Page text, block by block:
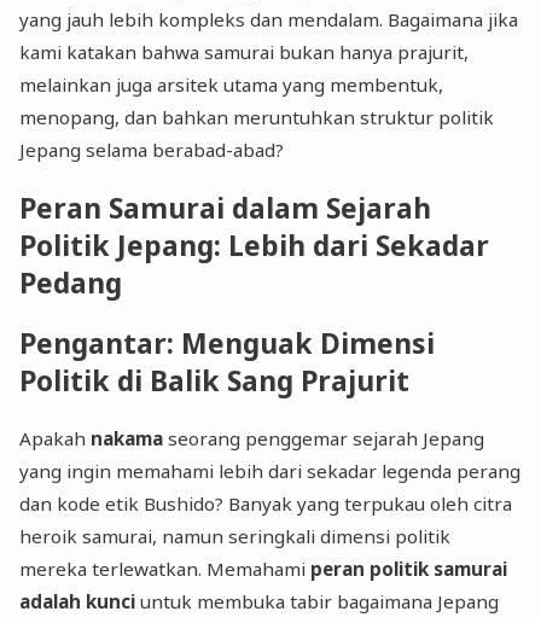
yang jauh lebih kompleks dan mendalam. Bagaimana jika
kami katakan bahwa samurai bukan hanya prajurit,
melainkan juga arsitek utama yang membentuk,
menopang, dan bahkan meruntuhkan struktur politik
Jepang selama berabad-abad?
Peran Samurai dalam Sejarah
Politik Jepang: Lebih dari Sekadar
Pedang
Pengantar: Menguak Dimensi
Politik di Balik Sang Prajurit
Apakah nakama seorang penggemar sejarah Jepang
yang ingin memahami lebih dari sekadar legenda perang
dan kode etik Bushido? Banyak yang terpukau oleh citra
heroik samurai, namun seringkali dimensi politik
mereka terlewatkan. Memahami peran politik samurai
adalah kunci untuk membuka tabir bagaimana Jepang